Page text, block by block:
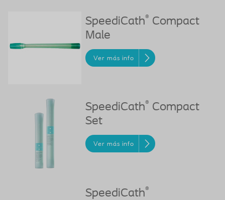
SpeediCath® Compact
Male
Ver más info
SpeediCath® Compact
Set
Ver más info
SpeediCath®